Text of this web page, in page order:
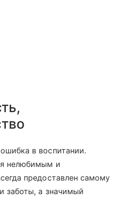
в воспитании.
нелюбимым и
предоставлен самому
заботы, а значимый